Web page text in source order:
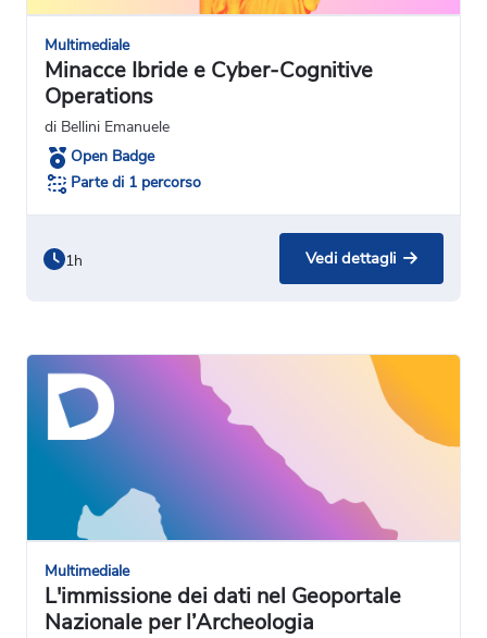
Multimediale
Minacce Ibride e Cyber-Cognitive
Operations
di Bellini Emanuele
Open Badge
Parte di 1 percorso
1h Vedi dettagli
Multimediale
L'immissione dei dati nel Geoportale
Nazionale per l’Archeologia